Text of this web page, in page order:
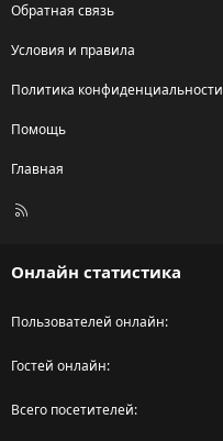
Обратная связь
Условия и правила
Политика конфиденциальности
Помощь
Главная
R
Онлайн статистика
Пользователей онлайн
Гостей онлайн
Всего посетителей